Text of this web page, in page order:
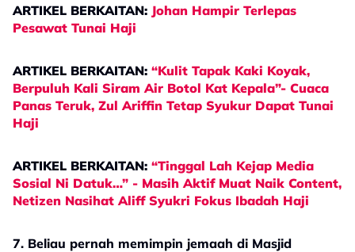
ARTIKEL BERKAITAN: Johan Hampir Terlepas
Pesawat Tunai Haji
ARTIKEL BERKAITAN: “Kulit Tapak Kaki Koyak,
Berpuluh Kali Siram Air Botol Kat Kepala”- Cuaca
Panas Teruk, Zul Ariffin Tetap Syukur Dapat Tunai
Haji
ARTIKEL BERKAITAN: “Tinggal Lah Kejap Media
Sosial Ni Datuk…” - Masih Aktif Muat Naik Content,
Netizen Nasihat Aliff Syukri Fokus Ibadah Haji
7. Beliau pernah memimpin jemaah di Masjid